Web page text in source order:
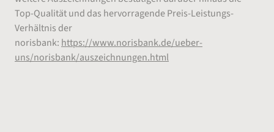
Top-Qualität und das hervorragende Preis-Leistungs-
Verhältnis der
norisbank: https://www.norisbank.de/ueber-
uns/norisbank/auszeichnungen.html